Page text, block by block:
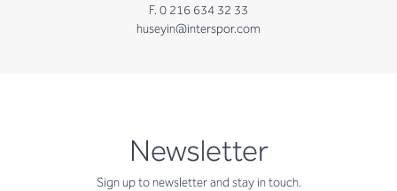
F. 0 216 634 32 33
huseyin@interspor.com
Newsletter
Sign up to newsletter and stay in touch.
newsletter